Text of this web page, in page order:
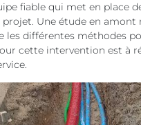
fiable qui met en place
Une étude en amont
les différentes méthodes
cette intervention est à